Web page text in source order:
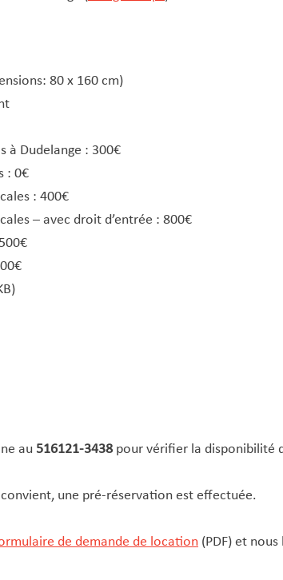
80 x 160 cm)
à Dudelange : 300€
: 0€
: 400€
– avec droit d’entrée : 800€
au 516121-3438pour vérifier la disponibilité
une pré-réservation est effectuée.
de demande de location(PDF) et nous